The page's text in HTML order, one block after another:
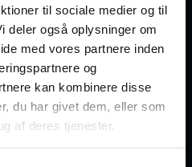
til sociale medier og til
deler også oplysninger om
med vores partnere inden
og
kan kombinere disse
du har givet dem, eller som
af deres tjenester.
virksomhed til at